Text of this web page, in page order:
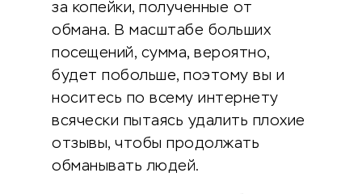
за копейки, полученные от
обмана. В масштабе больших
посещений, сумма, вероятно,
будет побольше, поэтому вы и
носитесь по всему интернету
всячески пытаясь удалить плохие
отзывы, чтобы продолжать
обманывать людей.